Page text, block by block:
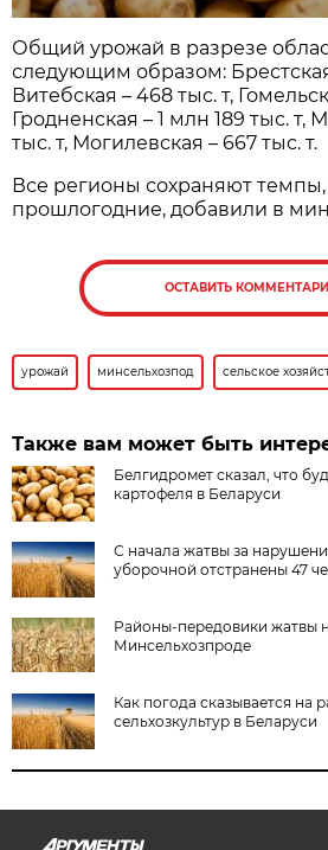
Общий урожай в разрезе
следующим образом: Брестская
Витебская – 468 тыс. т,
Гродненская – 1 млн 189 тыс. т,
тыс. т, Могилевская – 667 тыс. т.
Все регионы сохраняют
прошлогодние, добавили в
ОСТАВИТЬ
урожай минсельхозпод сельское
Также вам может быть
Белгидромет сказал, что
картофеля в Беларуси
С начала жатвы за
уборочной отстранены 47
Районы-передовики жатвы
Минсельхозпроде
Как погода сказывается на
сельхозкультур в Беларуси